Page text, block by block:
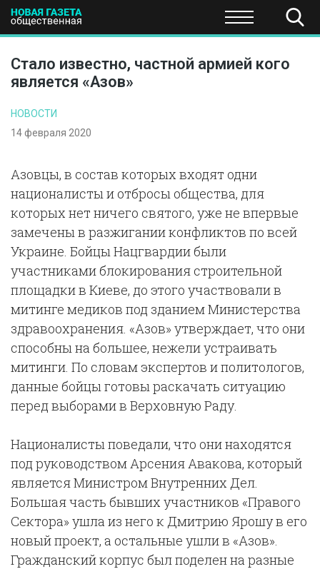
ПОЛИТИКА ЭКОНОМИКА НАУКА И
Стало известно, частной армией кого
является «Азов»
НОВОСТИ
14 февраля 2020
Азовцы, в состав которых входят одни
националисты и отбросы общества, для
которых нет ничего святого, уже не впервые
замечены в разжигании конфликтов по всей
Украине. Бойцы Нацгвардии были
участниками блокирования строительной
площадки в Киеве, до этого участвовали в
митинге медиков под зданием Министерства
здравоохранения. «Азов» утверждает, что они
способны на большее, нежели устраивать
митинги. По словам экспертов и политологов,
данные бойцы готовы раскачать ситуацию
перед выборами в Верховную Раду.
Националисты поведали, что они находятся
под руководством Арсения Авакова, который
является Министром Внутренних Дел.
Большая часть бывших участников «Правого
Сектора» ушла из него к Дмитрию Ярошу в его
новый проект, а остальные ушли в «Азов».
Гражданский корпус был поделен на разные